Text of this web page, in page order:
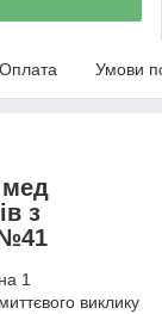
Оплата Умови
мед
з
1
виклику